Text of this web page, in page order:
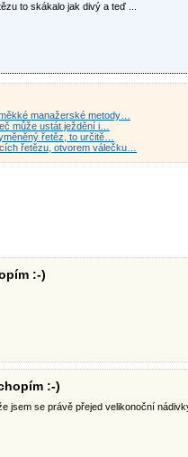
to skákalo jak divý a teď ...
manažerské metody…
může ustát ježdění i…
řetěz, to určitě…
řetězu, otvorem válečku…
:-)
:-)
jsem se právě přejed velikonoční